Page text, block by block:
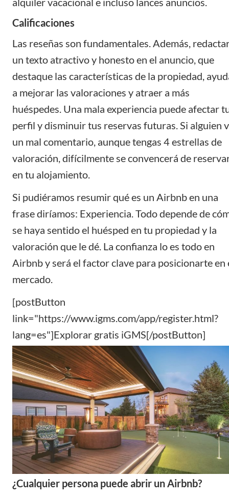
Calificaciones
Las reseñas son fundamentales. Además,
un texto atractivo y honesto en el anuncio, que
destaque las características de la propiedad,
a mejorar las valoraciones y atraer a más
huéspedes. Una mala experiencia puede afectar
perfil y disminuir tus reservas futuras. Si alguien
un mal comentario, aunque tengas 4 estrellas de
valoración, difícilmente se convencerá de
en tu alojamiento.
Si pudiéramos resumir qué es un Airbnb en una
frase diríamos: Experiencia. Todo depende de
se haya sentido el huésped en tu propiedad y la
valoración que le dé. La confianza lo es todo en
Airbnb y será el factor clave para posicionarte en
mercado.
[postButton
link="https://www.igms.com/app/register.html?
lang=es"]Explorar gratis iGMS[/postButton]
¿Cualquier persona puede abrir un Airbnb?